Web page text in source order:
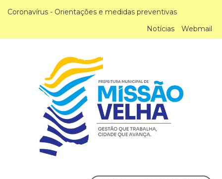
Coronavírus - Orientações e medidas preventivas
Notícias
Webmail